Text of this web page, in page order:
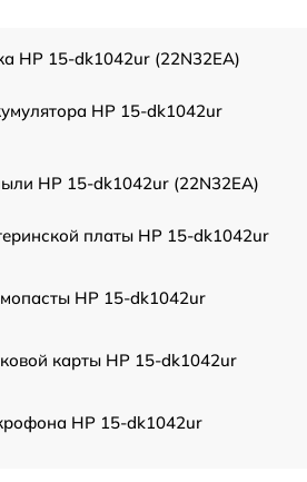
HP 15-dk1042ur (22N32EA)
HP 15-dk1042ur
HP 15-dk1042ur (22N32EA)
платы HP 15-dk1042ur
HP 15-dk1042ur
карты HP 15-dk1042ur
HP 15-dk1042ur